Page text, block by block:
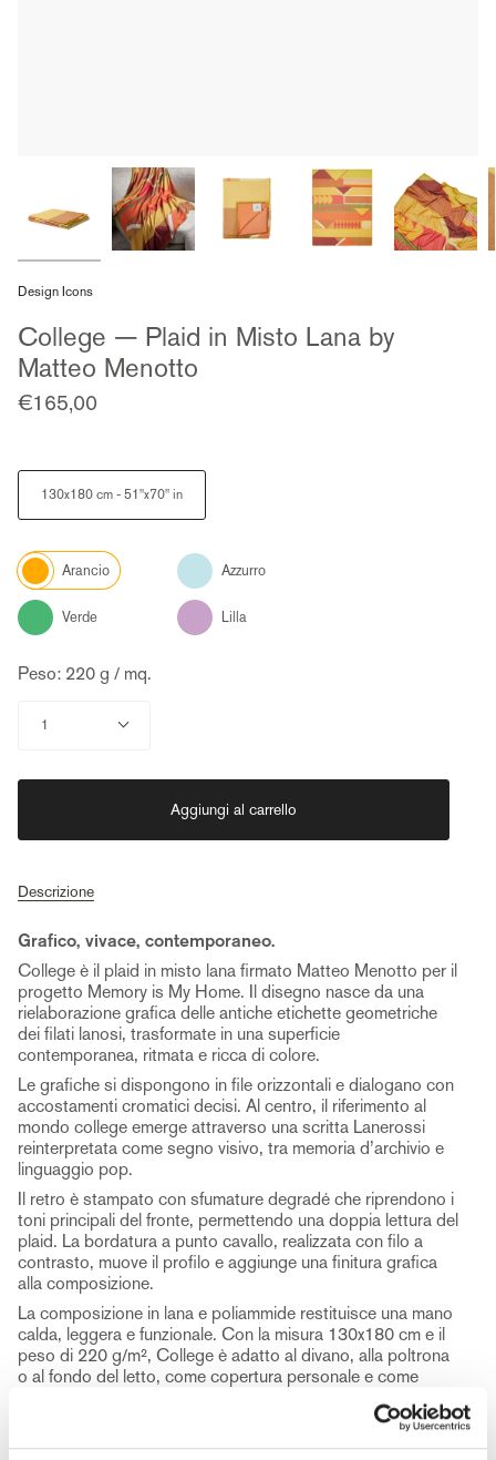
Design Icons
College — Plaid in Misto Lana by
Matteo Menotto
€165,00
Size
130x180 cm - 51"x70" in
Color
Arancio
Azzurro
Verde Lilla
Peso: 220 g / mq.
1
Aggiungi al carrello
Descrizione
Grafico, vivace, contemporaneo.
College è il plaid in misto lana firmato Matteo Menotto per il
progetto Memory is My Home. Il disegno nasce da una
rielaborazione grafica delle antiche etichette geometriche
dei filati lanosi, trasformate in una superficie
contemporanea, ritmata e ricca di colore.
Le grafiche si dispongono in file orizzontali e dialogano con
accostamenti cromatici decisi. Al centro, il riferimento al
mondo college emerge attraverso una scritta Lanerossi
reinterpretata come segno visivo, tra memoria d’archivio e
linguaggio pop.
Il retro è stampato con sfumature degradé che riprendono i
toni principali del fronte, permettendo una doppia lettura del
plaid. La bordatura a punto cavallo, realizzata con filo a
contrasto, muove il profilo e aggiunge una finitura grafica
alla composizione.
La composizione in lana e poliammide restituisce una mano
calda, leggera e funzionale. Con la misura 130x180 cm e il
peso di 220 g/m², College è adatto al divano, alla poltrona
o al fondo del letto, come copertura personale e come
Disponibile nei colori Arancio, Azzurro, Verde e Lilla, College
porta nella casa un segno energico ma misurato. Una